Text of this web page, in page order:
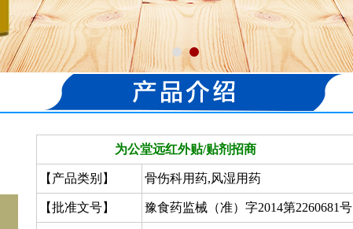
为公堂远红外贴/贴剂招商
【产品类别】 骨伤科用药,风湿用药
【批准文号】 豫食药监械（准）字2014第2260681号